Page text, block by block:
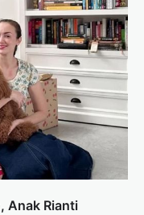
Anak Rianti